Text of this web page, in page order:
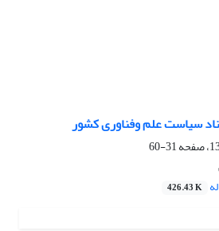
سیاست علم وفناوری کشور
31-60
426.43 K